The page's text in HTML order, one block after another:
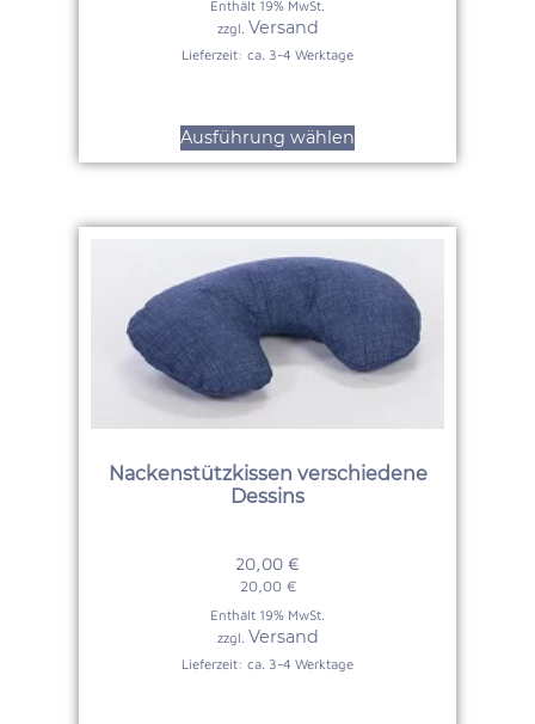
Enthält 19% MwSt.
zzgl. Versand
Lieferzeit: ca. 3-4 Werktage
Ausführung wählen
Nackenstützkissen verschiedene
Dessins
20,00 €
20,00 €
Enthält 19% MwSt.
zzgl. Versand
Lieferzeit: ca. 3-4 Werktage